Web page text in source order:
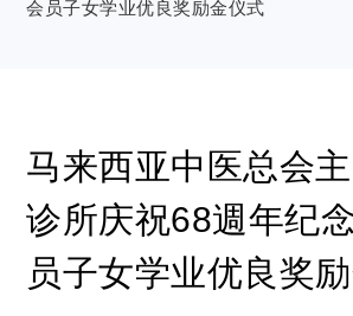
会员子女学业优良奖励金仪式
马来西亚中医总会
诊所庆祝68週年纪
员子女学业优良奖